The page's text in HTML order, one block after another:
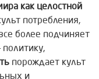
как целостной
потребления,
более подчиняет
порождает культ
и